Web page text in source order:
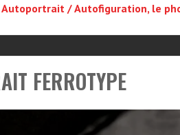
Autoportrait / Autofiguration, le
FERROTYPE